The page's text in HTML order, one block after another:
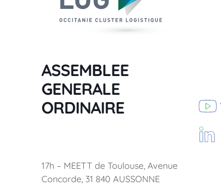
ASSEMBLEE
GENERALE
ORDINAIRE
17h – MEETT de Toulouse, Avenue
Concorde, 31 840 AUSSONNE